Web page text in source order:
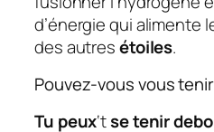
d’énergie qui alimente
des autresétoiles.
Pouvez-vous vous
Tu peux‘tse tenir